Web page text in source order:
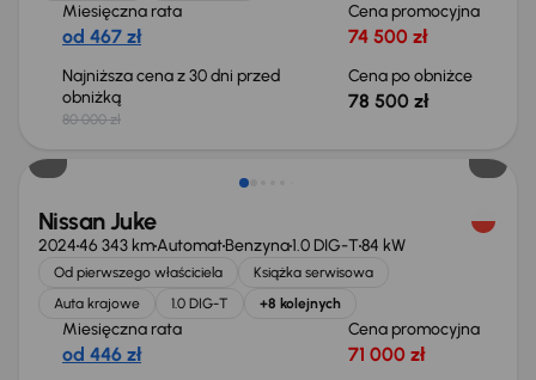
Miesięczna rata
od 467 zł
Cena promocyjna
74 500 zł
Najniższa cena z 30 dni przed
obniżką
80 000 zł
Cena po obniżce
78 500 zł
Taniej o 2 000 zł
Nissan Juke
202446 343 kmAutomatBenzyna1.0 DIG-T84 kW
Od pierwszego właściciela
Książka serwisowa
Auta krajowe
1.0 DIG-T +8 kolejnych
Miesięczna rata
od 446 zł
Cena promocyjna
71 000 zł